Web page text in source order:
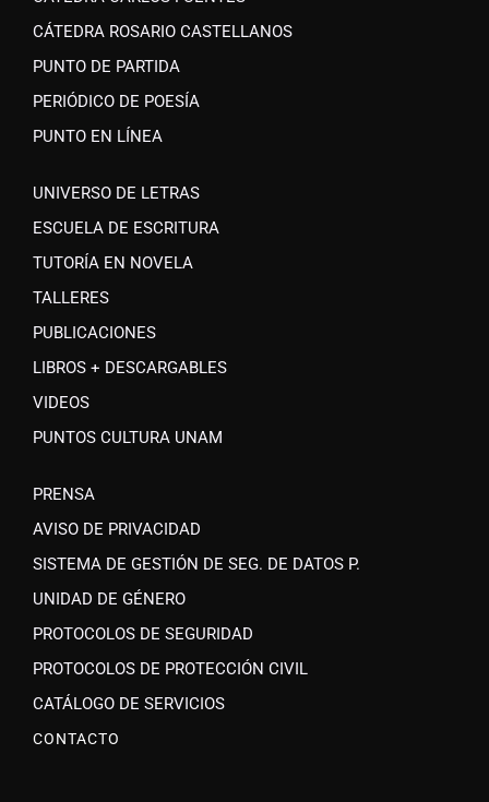
CÁTEDRA ROSARIO CASTELLANOS
PUNTO DE PARTIDA
PERIÓDICO DE POESÍA
PUNTO EN LÍNEA
UNIVERSO DE LETRAS
ESCUELA DE ESCRITURA
TUTORÍA EN NOVELA
TALLERES
PUBLICACIONES
LIBROS + DESCARGABLES
VIDEOS
PUNTOS CULTURA UNAM
PRENSA
AVISO DE PRIVACIDAD
SISTEMA DE GESTIÓN DE SEG. DE DATOS P.
UNIDAD DE GÉNERO
PROTOCOLOS DE SEGURIDAD
PROTOCOLOS DE PROTECCIÓN CIVIL
CATÁLOGO DE SERVICIOS
CONTACTO